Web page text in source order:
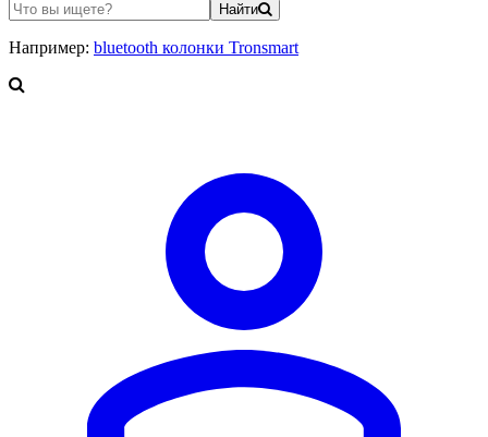
Найти
Например: bluetooth колонки Tronsmart